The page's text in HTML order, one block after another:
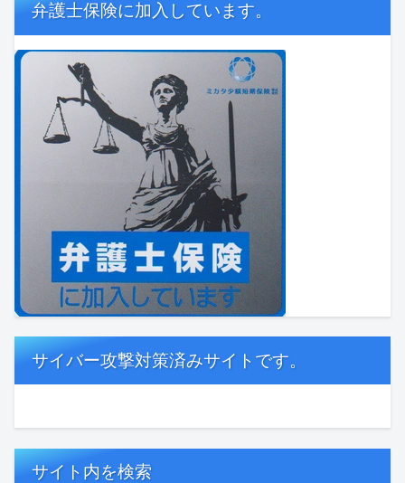
弁護士保険に加入しています。
サイバー攻撃対策済みサイトです。
サイト内を検索